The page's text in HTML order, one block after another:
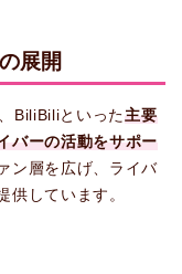
展開
BiliBiliといった主要
バーの活動をサポー
ン層を広げ、ライバ
供しています。